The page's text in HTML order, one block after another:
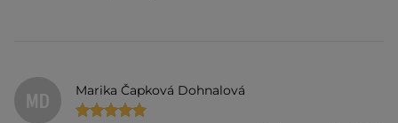
MD Marika Čapková Dohnalová